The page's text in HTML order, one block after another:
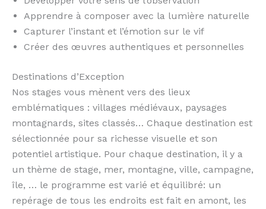
Apprendre à composer avec la lumière naturelle
Capturer l’instant et l’émotion sur le vif
Créer des œuvres authentiques et personnelles
Destinations d’Exception
Nos stages vous mènent vers des lieux
emblématiques : villages médiévaux, paysages
montagnards, sites classés… Chaque destination est
sélectionnée pour sa richesse visuelle et son
potentiel artistique. Pour chaque destination, il y a
un thème de stage, mer, montagne, ville, campagne,
île, … le programme est varié et équilibré: un
repérage de tous les endroits est fait en amont, les